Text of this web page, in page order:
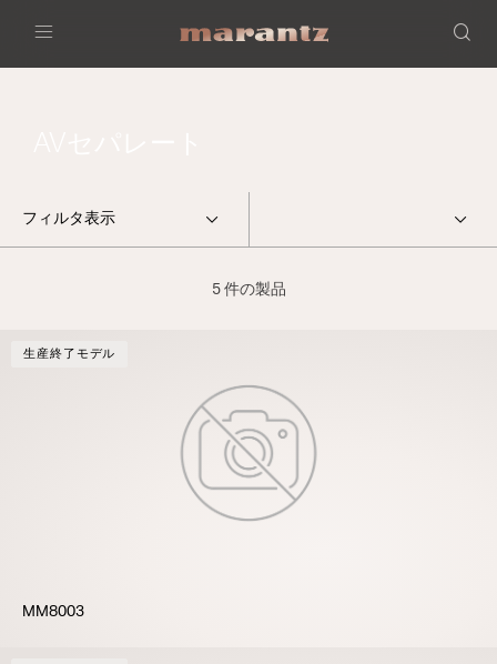
フィルタ表示
5 件の製品
生産終了モデル
MM8003